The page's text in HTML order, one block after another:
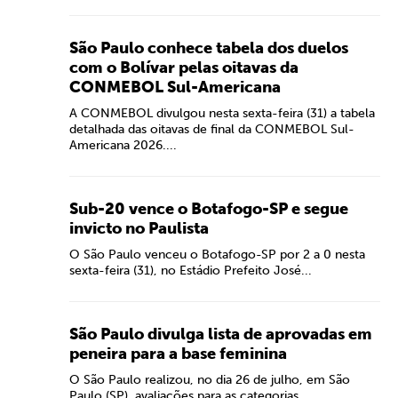
São Paulo conhece tabela dos duelos
com o Bolívar pelas oitavas da
CONMEBOL Sul-Americana
A CONMEBOL divulgou nesta sexta-feira (31) a tabela
detalhada das oitavas de final da CONMEBOL Sul-
Americana 2026....
Sub-20 vence o Botafogo-SP e segue
invicto no Paulista
O São Paulo venceu o Botafogo-SP por 2 a 0 nesta
sexta-feira (31), no Estádio Prefeito José...
São Paulo divulga lista de aprovadas em
peneira para a base feminina
O São Paulo realizou, no dia 26 de julho, em São